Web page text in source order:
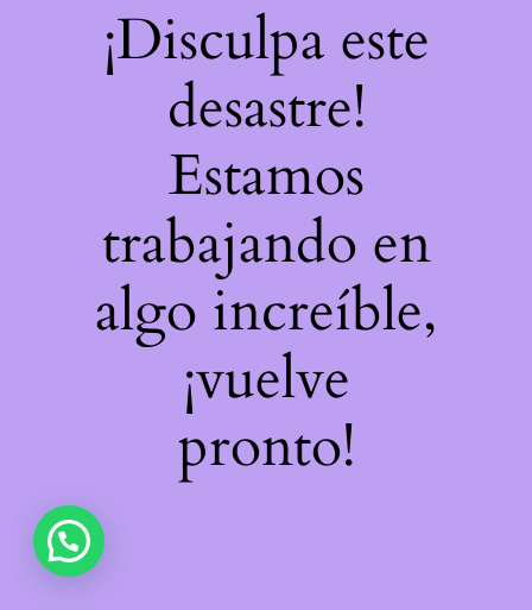
¡Disculpa este
desastre!
Estamos
trabajando en
algo increíble,
¡vuelve
pronto!